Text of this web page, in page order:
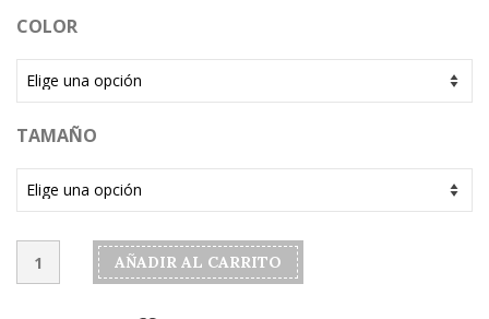
COLOR
TAMAÑO
modelo
AÑADIR AL CARRITO